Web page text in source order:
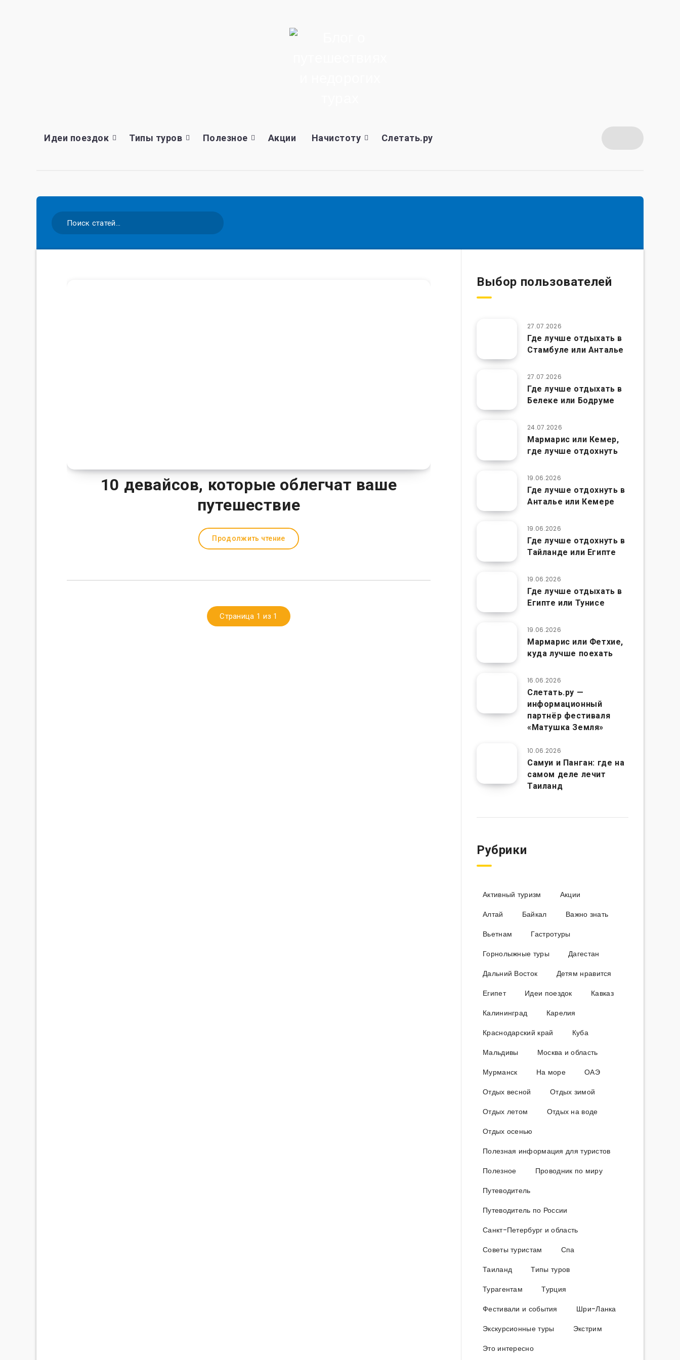
Идеи поездок Типы туров Полезное Акции Начистоту Слетать.ру
10 девайсов, которые облегчат ваше
путешествие
Продолжить чтение
Страница 1 из 1
Выбор пользователей
27.07.2026
Где лучше отдыхать в
Стамбуле или Анталье
27.07.2026
Где лучше отдыхать в
Белеке или Бодруме
24.07.2026
Мармарис или Кемер,
где лучше отдохнуть
19.06.2026
Где лучше отдохнуть в
Анталье или Кемере
19.06.2026
Где лучше отдохнуть в
Тайланде или Египте
19.06.2026
Где лучше отдыхать в
Египте или Тунисе
19.06.2026
Мармарис или Фетхие,
куда лучше поехать
16.06.2026
Слетать.ру —
информационный
партнёр фестиваля
«Матушка Земля»
10.06.2026
Самуи и Панган: где на
самом деле лечит
Таиланд
Рубрики
Активный туризм
Акции
Алтай
Байкал
Важно знать
Вьетнам
Гастротуры
Горнолыжные туры
Дагестан
Дальний Восток
Детям нравится
Египет
Идеи поездок
Кавказ
Калининград
Карелия
Краснодарский край
Куба
Мальдивы
Москва и область
Мурманск
На море
ОАЭ
Отдых весной
Отдых зимой
Отдых летом
Отдых на воде
Отдых осенью
Полезная информация для туристов
Полезное
Проводник по миру
Путеводитель
Путеводитель по России
Санкт-Петербург и область
Советы туристам
Спа
Таиланд
Типы туров
Турагентам
Турция
Фестивали и события
Шри-Ланка
Экскурсионные туры
Экстрим
Это интересно